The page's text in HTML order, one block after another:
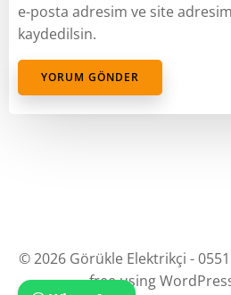
e-posta adresim ve site adresim
kaydedilsin.
© 2026 Görükle Elektrikçi -
free using